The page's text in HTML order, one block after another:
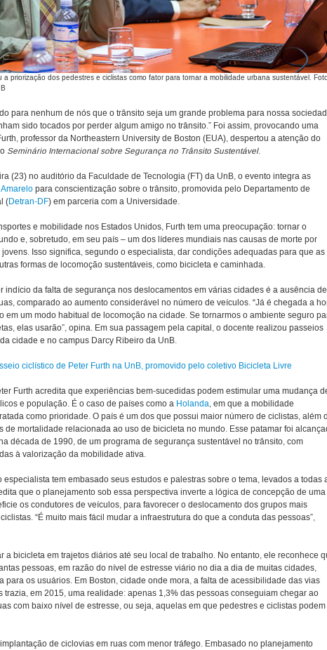
a priorização dos pedestres e ciclistas como fator para tornar a mobilidade urbana sustentável.
para nenhum de nós que o trânsito seja um grande problema para nossa
sido tocados por perder algum amigo no trânsito.” Foi assim, provocando uma
professor da Northeastern University de Boston (EUA), despertou a atenção do
Seminário Internacional sobre Segurança no Trânsito Sustentável.
(23) no auditório da Faculdade de Tecnologia (FT) da UnB, o evento integra as
para conscientização sobre o trânsito, promovida pelo Departamento de
(Detran-DF) em parceria com a Universidade.
e mobilidade nos Estados Unidos, Furth tem uma preocupação: tornar o
e, sobretudo, em seu país – um dos líderes mundiais nas causas de morte por
Isso significa, segundo o especialista, dar condições adequadas para que as
formas de locomoção sustentáveis, como bicicleta e caminhada.
indício da falta de segurança nos deslocamentos em várias cidades é a ausência de
comparado ao aumento considerável no número de veículos. “Já é chegada a
em um modo habitual de locomoção na cidade. Se tornarmos o ambiente seguro
elas usarão”, opina. Em sua passagem pela capital, o docente realizou passeios
cidade e no campus Darcy Ribeiro da UnB.
ciclístico de Peter Furth na UnB, promovido pelo coletivo Bicicleta Livre
Furth acredita que experiências bem-sucedidas podem estimular uma mudança
e população. É o caso de países como a Holanda, em que a mobilidade
como prioridade. O país é um dos que possui maior número de ciclistas, além
de mortalidade relacionada ao uso de bicicleta no mundo. Esse patamar foi
década de 1990, de um programa de segurança sustentável no trânsito, com
à valorização da mobilidade ativa.
especialista tem embasado seus estudos e palestras sobre o tema, levados a todas
que o planejamento sob essa perspectiva inverte a lógica de concepção de uma
os condutores de veículos, para favorecer o deslocamento dos grupos mais
“É muito mais fácil mudar a infraestrutura do que a conduta das pessoas”,
a bicicleta em trajetos diários até seu local de trabalho. No entanto, ele reconhece
pessoas, em razão do nível de estresse viário no dia a dia de muitas cidades,
para os usuários. Em Boston, cidade onde mora, a falta de acessibilidade das vias
trazia, em 2015, uma realidade: apenas 1,3% das pessoas conseguiam chegar ao
com baixo nível de estresse, ou seja, aquelas em que pedestres e ciclistas podem
de ciclovias em ruas com menor tráfego. Embasado no planejamento